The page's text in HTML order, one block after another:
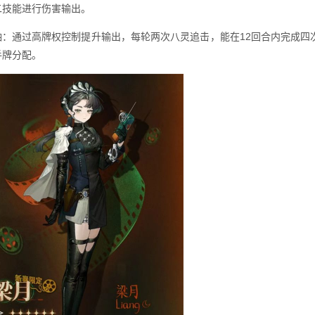
能进行伤害输出。
通过高牌权控制提升输出，每轮两次八灵追击，能在12回合内完成
分配。